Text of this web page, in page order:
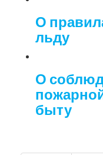
О
льду
О
быту